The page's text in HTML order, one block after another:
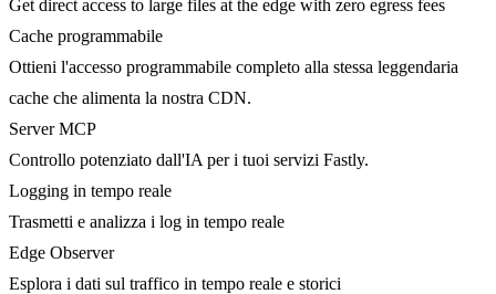
Get direct access to large files at the edge with zero egress fees
Cache programmabile
Ottieni l'accesso programmabile completo alla stessa leggendaria
cache che alimenta la nostra CDN.
Server MCP
Controllo potenziato dall'IA per i tuoi servizi Fastly.
Logging in tempo reale
Trasmetti e analizza i log in tempo reale
Edge Observer
Esplora i dati sul traffico in tempo reale e storici